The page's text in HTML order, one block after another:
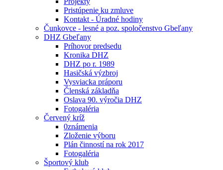
Pristúpenie ku zmluve
Kontakt - Úradné hodiny
Čunkovce - lesné a poz. spoločenstvo Gbeľany
DHZ Gbeľany
Príhovor predsedu
Kronika DHZ
DHZ po r. 1989
Hasičská výzbroj
Vysviacka práporu
Členská základňa
Oslava 90. výročia DHZ
Fotogaléria
Červený kríž
0známenia
Zloženie výboru
Plán činností na rok 2017
Fotogaléria
Športový klub